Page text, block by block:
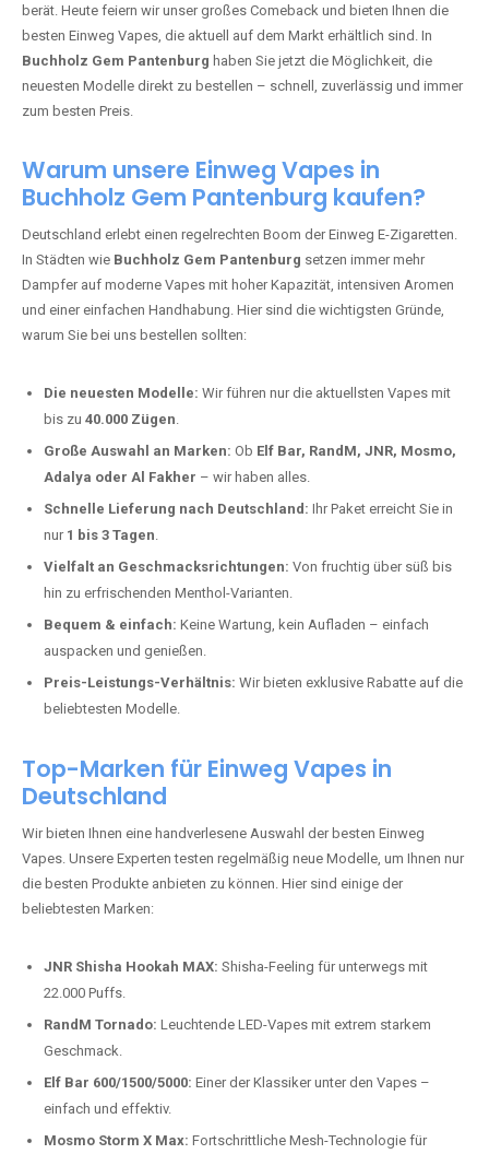
berät. Heute feiern wir unser großes Comeback und bieten Ihnen die
besten Einweg Vapes, die aktuell auf dem Markt erhältlich sind. In
Buchholz Gem Pantenburg haben Sie jetzt die Möglichkeit, die
neuesten Modelle direkt zu bestellen – schnell, zuverlässig und immer
zum besten Preis.
Warum unsere Einweg Vapes in
Buchholz Gem Pantenburg kaufen?
Deutschland erlebt einen regelrechten Boom der Einweg E-Zigaretten.
In Städten wie Buchholz Gem Pantenburg setzen immer mehr
Dampfer auf moderne Vapes mit hoher Kapazität, intensiven Aromen
und einer einfachen Handhabung. Hier sind die wichtigsten Gründe,
warum Sie bei uns bestellen sollten:
Die neuesten Modelle: Wir führen nur die aktuellsten Vapes mit
bis zu 40.000 Zügen.
Große Auswahl an Marken: Ob Elf Bar, RandM, JNR, Mosmo,
Adalya oder Al Fakher – wir haben alles.
Schnelle Lieferung nach Deutschland: Ihr Paket erreicht Sie in
nur 1 bis 3 Tagen.
Vielfalt an Geschmacksrichtungen: Von fruchtig über süß bis
hin zu erfrischenden Menthol-Varianten.
Bequem & einfach: Keine Wartung, kein Aufladen – einfach
auspacken und genießen.
Preis-Leistungs-Verhältnis: Wir bieten exklusive Rabatte auf die
beliebtesten Modelle.
Top-Marken für Einweg Vapes in
Deutschland
Wir bieten Ihnen eine handverlesene Auswahl der besten Einweg
Vapes. Unsere Experten testen regelmäßig neue Modelle, um Ihnen nur
die besten Produkte anbieten zu können. Hier sind einige der
beliebtesten Marken:
JNR Shisha Hookah MAX: Shisha-Feeling für unterwegs mit
22.000 Puffs.
RandM Tornado: Leuchtende LED-Vapes mit extrem starkem
Geschmack.
Elf Bar 600/1500/5000: Einer der Klassiker unter den Vapes –
einfach und effektiv.
Mosmo Storm X Max: Fortschrittliche Mesh-Technologie für